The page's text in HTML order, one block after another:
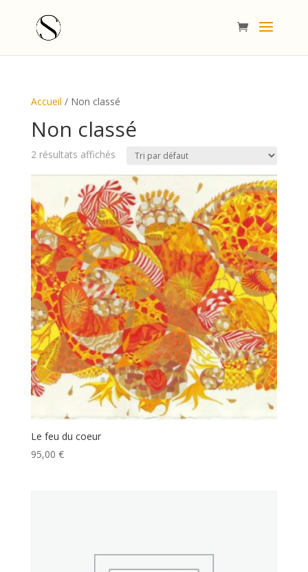
Accueil / Non classé
Non classé
2 résultats affichés
Le feu du coeur
95,00 €